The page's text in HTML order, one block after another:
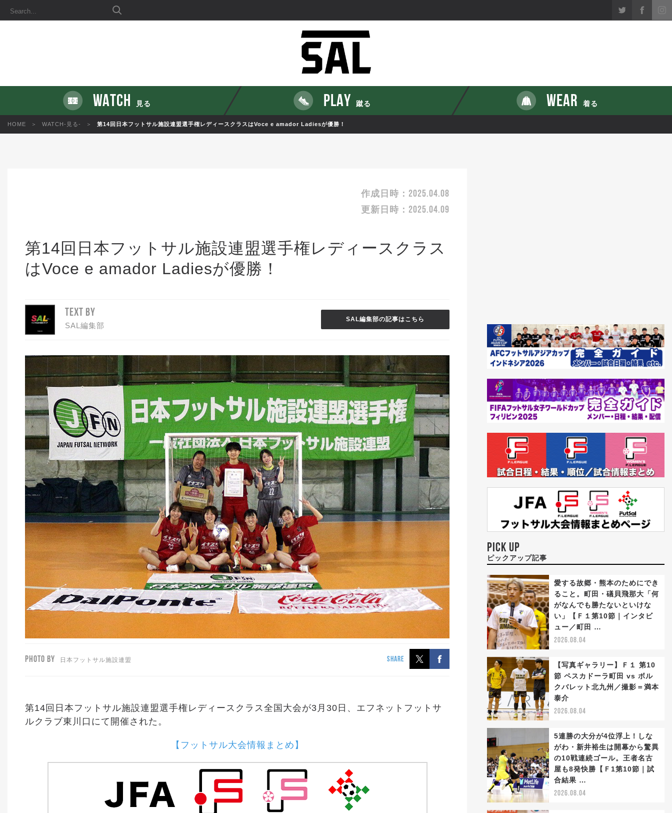
WATCH 見る PLAY 蹴る WEAR 着る
HOME WATCH-見る- 第14回日本フットサル施設連盟選手権レディースクラスはVoce e amador Ladiesが優勝！
作成日時： 2025.04.08
更新日時： 2025.04.09
第14回日本フットサル施設連盟選手権レディースクラス
はVoce e amador Ladiesが優勝！
TEXT BY
SAL編集部
SAL編集部の記事はこちら
PHOTO BY 日本フットサル施設連盟 SHARE
第14回日本フットサル施設連盟選手権レディースクラス全国大会が3月30日、エフネットフットサ
ルクラブ東川口にて開催された。
【フットサル大会情報まとめ】
PICK UP
ピックアップ記事
愛する故郷・熊本のためにでき
ること。町田・礒貝飛那大「何
がなんでも勝たないといけな
い」【Ｆ１第10節｜インタビ
ュー／町田 …
2026.08.04
【写真ギャラリー】Ｆ１ 第10
節 ペスカドーラ町田 vs ボル
クバレット北九州／撮影＝満本
泰介
2026.08.04
5連勝の大分が4位浮上！しな
がわ・新井裕生は開幕から驚異
の10戦連続ゴール。王者名古
屋も8発快勝【Ｆ1第10節｜試
合結果 …
2026.08.04